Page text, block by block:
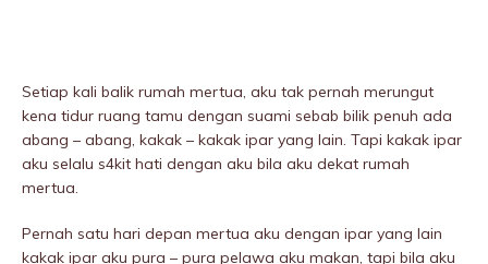
Setiap kali balik rumah mertua, aku tak pernah merungut
kena tidur ruang tamu dengan suami sebab bilik penuh ada
abang – abang, kakak – kakak ipar yang lain. Tapi kakak ipar
aku selalu s4kit hati dengan aku bila aku dekat rumah
mertua.
Pernah satu hari depan mertua aku dengan ipar yang lain
kakak ipar aku pura – pura pelawa aku makan, tapi bila aku